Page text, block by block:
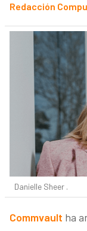
Redacción
Danielle Sheer .
Commvault ha